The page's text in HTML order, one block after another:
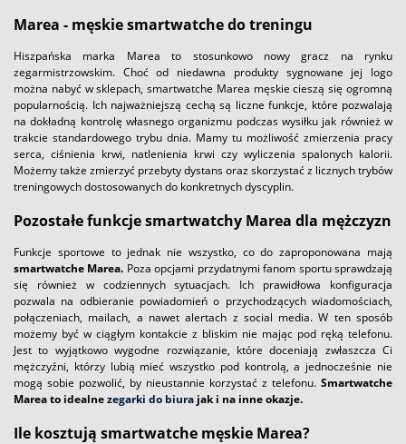
Marea - męskie smartwatche do treningu
Hiszpańska marka Marea to stosunkowo nowy gracz na rynku
zegarmistrzowskim. Choć od niedawna produkty sygnowane jej logo
można nabyć w sklepach, smartwatche Marea męskie cieszą się ogromną
popularnością. Ich najważniejszą cechą są liczne funkcje, które pozwalają
na dokładną kontrolę własnego organizmu podczas wysiłku jak również w
trakcie standardowego trybu dnia. Mamy tu możliwość zmierzenia pracy
serca, ciśnienia krwi, natlenienia krwi czy wyliczenia spalonych kalorii.
Możemy także zmierzyć przebyty dystans oraz skorzystać z licznych trybów
treningowych dostosowanych do konkretnych dyscyplin.
Pozostałe funkcje smartwatchy Marea dla mężczyzn
Funkcje sportowe to jednak nie wszystko, co do zaproponowana mają
smartwatche Marea. Poza opcjami przydatnymi fanom sportu sprawdzają
się również w codziennych sytuacjach. Ich prawidłowa konfiguracja
pozwala na odbieranie powiadomień o przychodzących wiadomościach,
połączeniach, mailach, a nawet alertach z social media. W ten sposób
możemy być w ciągłym kontakcie z bliskim nie mając pod ręką telefonu.
Jest to wyjątkowo wygodne rozwiązanie, które doceniają zwłaszcza Ci
mężczyźni, którzy lubią mieć wszystko pod kontrolą, a jednocześnie nie
mogą sobie pozwolić, by nieustannie korzystać z telefonu. Smartwatche
Marea to idealnezegarki do biura jak i na inne okazje.
Ile kosztują smartwatche męskie Marea?